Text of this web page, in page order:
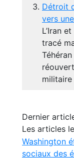
Détroit
vers
L’Iran
tracé
militaire
Dernier
Les articles
Washington
sociaux des